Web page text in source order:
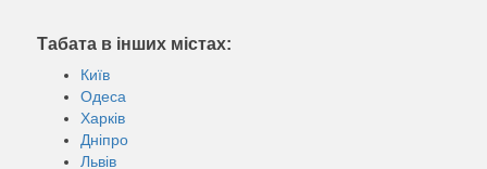
Табата в інших містах:
Київ
Одеса
Харків
Дніпро
Львів